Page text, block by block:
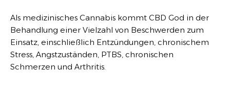
Als medizinisches Cannabis kommt CBD God in der
Behandlung einer Vielzahl von Beschwerden zum
Einsatz, einschließlich Entzündungen, chronischem
Stress, Angstzuständen, PTBS, chronischen
Schmerzen und Arthritis.